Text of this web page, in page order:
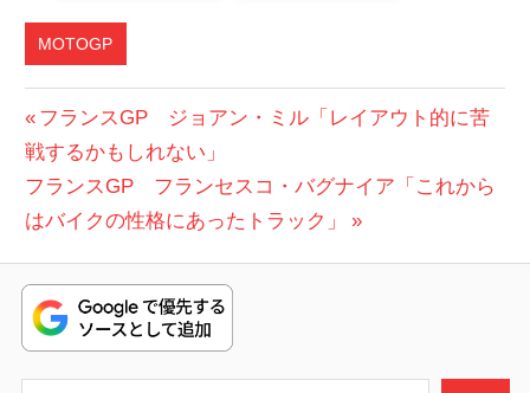
MOTOGP
ズ
キ
フ
ラ
ス
GP
投
稿
ナ
ビ
ゲ
ー
前
の
投
稿:
フランスGP ジョアン・ミル「レイアウト的に苦
戦するかもしれない」
次
の
稿:
フランスGP フランセスコ・バグナイア「これから
はバイクの性格にあったトラック」